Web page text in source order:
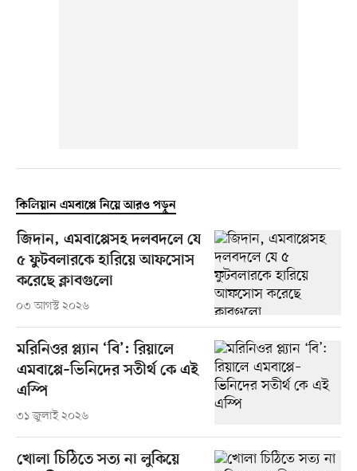
কিলিয়ান এমবাপ্পে নিয়ে আরও পড়ুন
জিদান, এমবাপ্পেসহ দলবদলে যে
৫ ফুটবলারকে হারিয়ে আফসোস
করেছে ক্লাবগুলো
০৩ আগস্ট ২০২৬
মরিনিওর প্ল্যান ‘বি’: রিয়ালে
এমবাপ্পে–ভিনিদের সতীর্থ কে এই
এস্পি
৩১ জুলাই ২০২৬
খোলা চিঠিতে সত্য না লুকিয়ে